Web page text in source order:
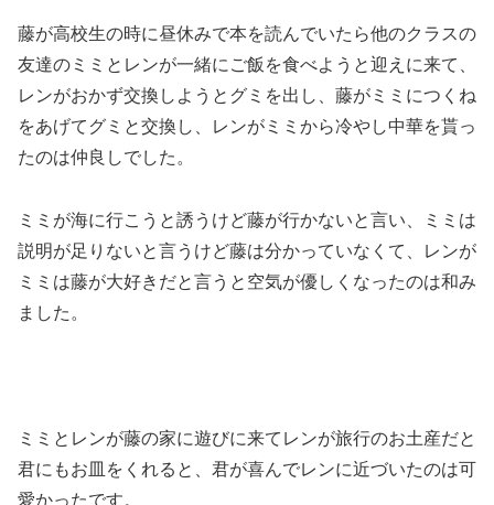
藤が高校生の時に昼休みで本を読んでいたら他のクラスの
友達のミミとレンが一緒にご飯を食べようと迎えに来て、
レンがおかず交換しようとグミを出し、藤がミミにつくね
をあげてグミと交換し、レンがミミから冷やし中華を貰っ
たのは仲良しでした。
ミミが海に行こうと誘うけど藤が行かないと言い、ミミは
説明が足りないと言うけど藤は分かっていなくて、レンが
ミミは藤が大好きだと言うと空気が優しくなったのは和み
ました。
ミミとレンが藤の家に遊びに来てレンが旅行のお土産だと
君にもお皿をくれると、君が喜んでレンに近づいたのは可
愛かったです。